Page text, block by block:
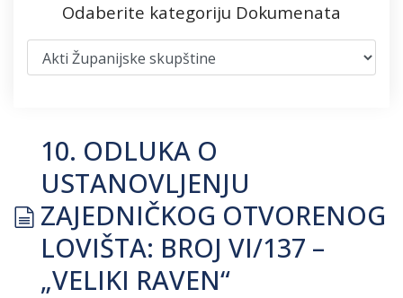
Odaberite kategoriju Dokumenata
document
10. ODLUKA O
USTANOVLJENJU
ZAJEDNIČKOG OTVORENOG
LOVIŠTA: BROJ VI/137 –
„VELIKI RAVEN“